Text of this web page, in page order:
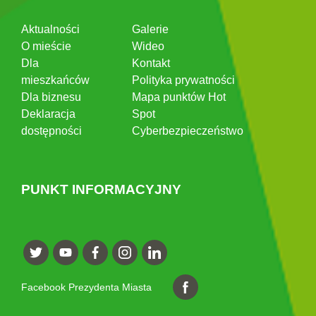
Aktualności
O mieście
Dla
mieszkańców
Dla biznesu
Deklaracja
dostępności
Galerie
Wideo
Kontakt
Polityka prywatności
Mapa punktów Hot
Spot
Cyberbezpieczeństwo
PUNKT INFORMACYJNY
Facebook Prezydenta Miasta